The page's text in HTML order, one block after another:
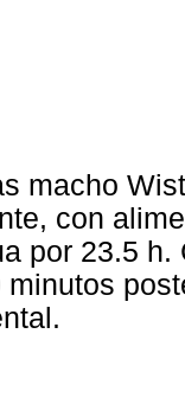
macho
con
por 23.5
minutos